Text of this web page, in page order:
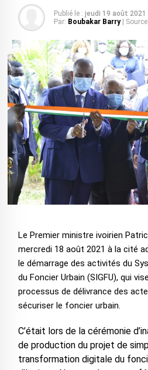
Publié le : jeudi 19 août 2021
Par: Boubakar Barry | Source:
Le Premier ministre ivoirien
mercredi 18 août 2021 à la cité
le démarrage des activités du
du Foncier Urbain (SIGFU), qui
processus de délivrance des
sécuriser le foncier urbain.
C’était lors de la cérémonie
de production du projet de
transformation digitale du